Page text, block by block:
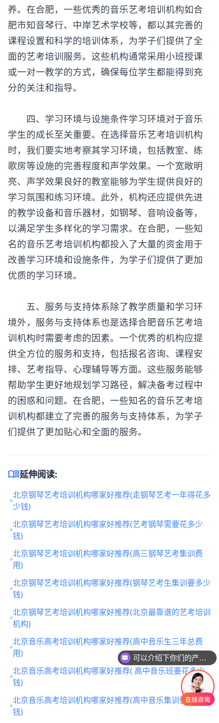
养。在合肥，一些优秀的音乐艺考培训机构如合
肥市知音琴行、中岸艺术学校等，都以其完善的
课程设置和科学的培训体系，为学子们提供了全
面的艺考培训服务。这些机构通常采用小班授课
或一对一教学的方式，确保每位学生都能得到充
分的关注和指导。
四、学习环境与设施条件学习环境对于音乐
学生的成长至关重要。在选择音乐艺考培训机构
时，我们要实地考察其学习环境，包括教室、练
歌房等设施的完善程度和声学效果。一个宽敞明
亮、声学效果良好的教室能够为学生提供良好的
学习氛围和练习环境。此外，机构还应提供先进
的教学设备和音乐器材，如钢琴、音响设备等，
以满足学生多样化的学习需求。在合肥，一些知
名的音乐艺考培训机构都投入了大量的资金用于
改善学习环境和设施条件，为学子们提供了更加
优质的学习环境。
五、服务与支持体系除了教学质量和学习环
境外，服务与支持体系也是选择合肥音乐艺考培
训机构时需要考虑的因素。一个优秀的机构应提
供全方位的服务和支持，包括报名咨询、课程安
排、艺考指导、心理辅导等方面。这些服务能够
帮助学生更好地规划学习路径，解决备考过程中
的困惑和问题。在合肥，一些知名的音乐艺考培
训机构都建立了完善的服务与支持体系，为学子
们提供了更加贴心和全面的服务。
menu_book延伸阅读:
北京钢琴艺考培训机构哪家好推荐(走钢琴艺考一年得花多
少钱)
北京钢琴艺考培训机构哪家好推荐(艺考钢琴需要花多少
钱)
北京钢琴艺考培训机构哪家好推荐(高三钢琴艺考集训费
用)
北京钢琴艺考培训机构哪家好推荐(钢琴艺考生集训要多少
钱)
北京钢琴艺考培训机构哪家好推荐(北京最靠谱的艺考培训
机构)
北京音乐高考培训机构哪家好推荐(高中音乐生三年总费
用)
北京音乐高考培训机构哪家好推荐( 高中音乐班要花多少
钱)
北京音乐高考培训机构哪家好推荐(高中音乐集训要多少
钱)
可以介绍下你们的产品么
你们是怎么收费的呢